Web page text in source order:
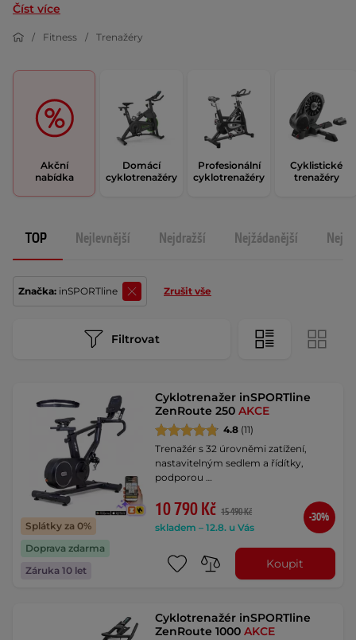
Číst více
Fitness Trenažéry
Akční
nabídka
Domácí
cyklotrenažéry
Profesionální
cyklotrenažéry
Cyklistické
trenažéry
TOP Nejlevnější Nejdražší Nejžádanější
Značka: inSPORTline Zrušit vše
Filtrovat
Splátky za 0%
Doprava zdarma
Záruka 10 let
Cyklotrenažer inSPORTline
ZenRoute 250AKCE
4.8 (11)
Trenažér s 32 úrovněmi zatížení,
nastavitelným sedlem a řídítky,
podporou …
10 790 Kč 15 490 Kč
skladem – 12.8. u Vás
-30%
Koupit
Cyklotrenažér inSPORTline
ZenRoute 1000AKCE